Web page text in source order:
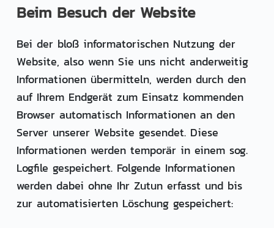
Beim Besuch der Website
Bei der bloß informatorischen Nutzung der
Website, also wenn Sie uns nicht anderweitig
Informationen übermitteln, werden durch den
auf Ihrem Endgerät zum Einsatz kommenden
Browser automatisch Informationen an den
Server unserer Website gesendet. Diese
Informationen werden temporär in einem sog.
Logfile gespeichert. Folgende Informationen
werden dabei ohne Ihr Zutun erfasst und bis
zur automatisierten Löschung gespeichert: